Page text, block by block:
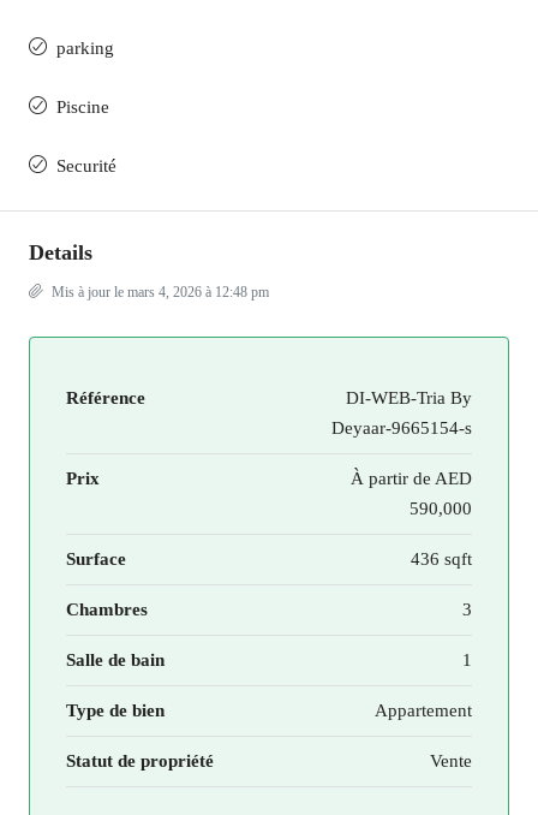
parking
Piscine
Securité
Details
Mis à jour le mars 4, 2026 à 12:48 pm
Référence
DI-WEB-Tria By
Deyaar-9665154-s
Prix À partir de AED
590,000
Surface 436 sqft
Chambres 3
Salle de bain 1
Type de bien Appartement
Statut de propriété Vente